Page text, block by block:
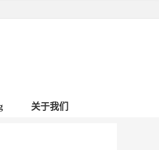
关于我们